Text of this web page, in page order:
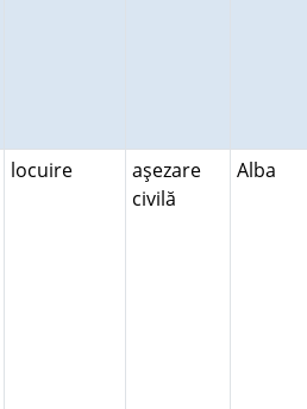
locuire
aşezare
civilă
Alba